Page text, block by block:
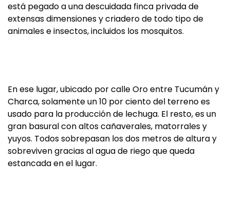
está pegado a una descuidada finca privada de
extensas dimensiones y criadero de todo tipo de
animales e insectos, incluidos los mosquitos.
En ese lugar, ubicado por calle Oro entre Tucumán y
Charca, solamente un 10 por ciento del terreno es
usado para la producción de lechuga. El resto, es un
gran basural con altos cañaverales, matorrales y
yuyos. Todos sobrepasan los dos metros de altura y
sobreviven gracias al agua de riego que queda
estancada en el lugar.